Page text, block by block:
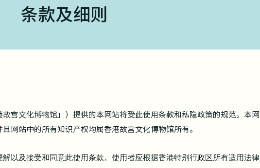
条款及细则
宫文化博物馆」）提供的本网站将受此使用条款和私隐政策的规范。本网
网站中的所有知识产权均属香港故宫文化博物馆所有。
解以及接受和同意此使用条款。使用者应根据香港特别行政区所有适用法律